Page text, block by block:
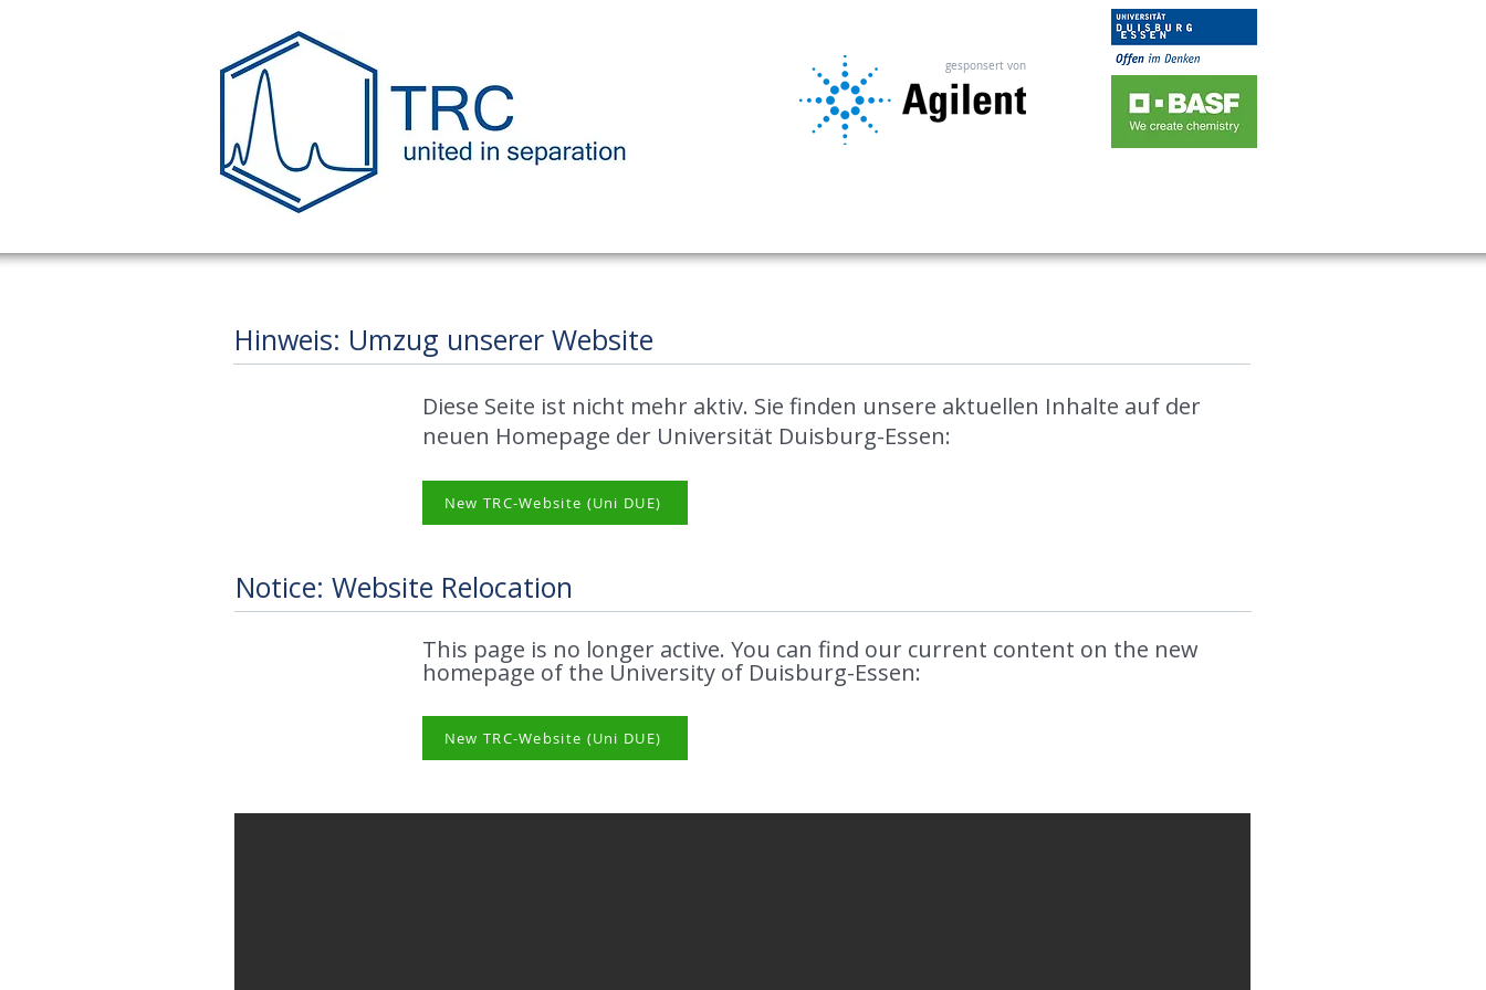
gesponsert von
Hinweis: Umzug unserer Website
Diese Seite ist nicht mehr aktiv. Sie finden unsere aktuellen Inhalte auf der
neuen Homepage der Universität Duisburg-Essen:
New TRC-Website (Uni DUE)
Notice: Website Relocation
This page is no longer active. You can find our current content on the new
homepage of the University of Duisburg-Essen:
New TRC-Website (Uni DUE)